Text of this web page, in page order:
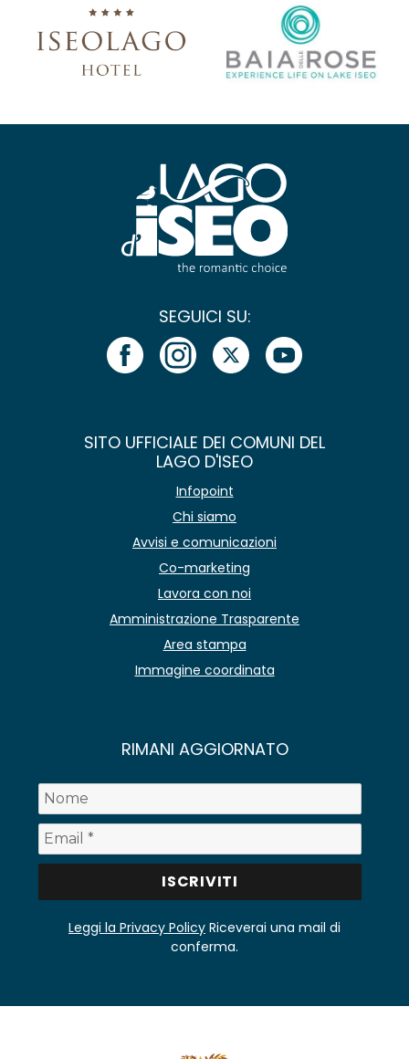
SEGUICI SU:
SITO UFFICIALE DEI COMUNI DEL
LAGO D'ISEO
Infopoint
Chi siamo
Avvisi e comunicazioni
Co-marketing
Lavora con noi
Amministrazione Trasparente
Area stampa
Immagine coordinata
RIMANI AGGIORNATO
Leggi la Privacy Policy Riceverai una mail di
conferma.